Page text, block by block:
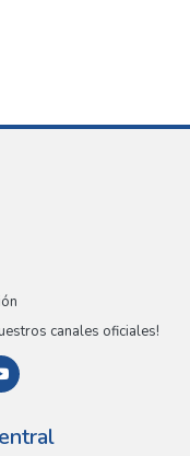
canales oficiales!